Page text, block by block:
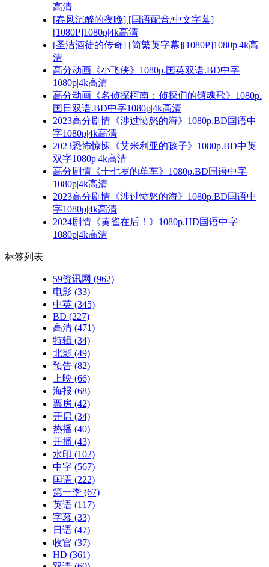
高清
[春风沉醉的夜晚] [国语配音/中文字幕]
[1080P]1080p|4k高清
[圣洁酒徒的传奇] [简繁英字幕][1080P]1080p|4k高
清
高分动画《小飞侠》1080p.国英双语.BD中字
1080p|4k高清
高分动画《名侦探柯南：侦探们的镇魂歌》1080p.
国日双语.BD中字1080p|4k高清
2023高分剧情《涉过愤怒的海》1080p.BD国语中
字1080p|4k高清
2023恐怖惊悚《艾米利亚的孩子》1080p.BD中英
双字1080p|4k高清
高分剧情《十七岁的单车》1080p.BD国语中字
1080p|4k高清
2023高分剧情《涉过愤怒的海》1080p.BD国语中
字1080p|4k高清
2024剧情《黄雀在后！》1080p.HD国语中字
1080p|4k高清
标签列表
59资讯网 (962)
电影 (33)
中英 (345)
BD (227)
高清 (471)
特辑 (34)
北影 (49)
预告 (82)
上映 (66)
海报 (68)
票房 (42)
开启 (34)
热播 (40)
开播 (43)
水印 (102)
中字 (567)
国语 (222)
第一季 (67)
英语 (117)
字幕 (33)
日语 (47)
收官 (37)
HD (361)